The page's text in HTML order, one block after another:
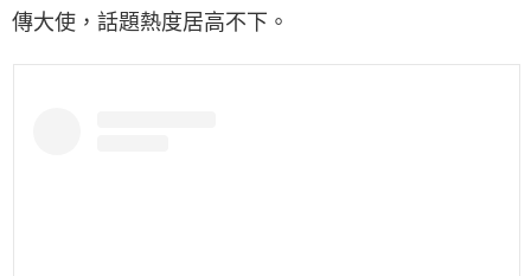
傳大使，話題熱度居高不下。